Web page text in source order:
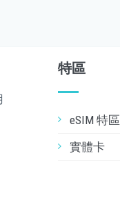
特區
eSIM 特區
實體卡